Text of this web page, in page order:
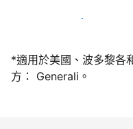
今天就和我們一起當屋
*適用於美國、波多黎各
方： Generali。